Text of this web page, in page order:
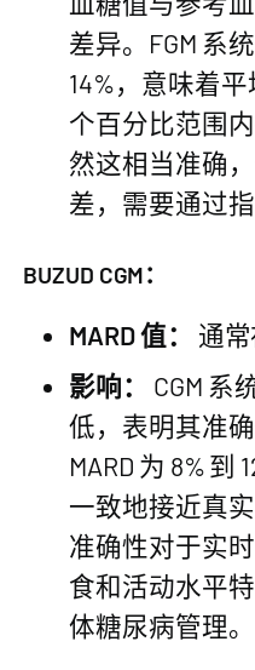
差异。FGM 系
14%，意味着
个百分比范围
然这相当准确
差，需要通过
BUZUD CGM：
MARD 值：
通常
影响：
CGM 系
低，表明其准确
MARD 为 8% 到
一致地接近真
准确性对于实
食和活动水平
体糖尿病管理。